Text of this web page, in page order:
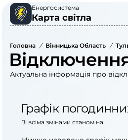
Енергосистема
Карта світла
Головна / Вінницька Область /
Актуальна інформація про
Графік
Зі всіма змінами станом на